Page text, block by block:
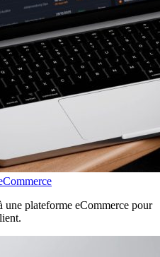
plateforme eCommerce pour